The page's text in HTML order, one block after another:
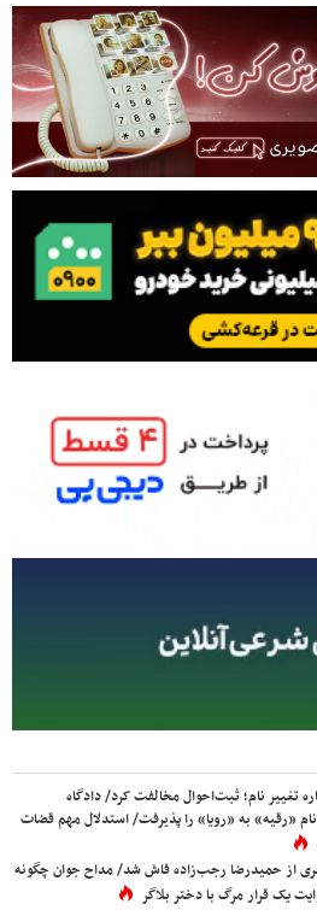
تغییر نام؛ ثبت‌احوال مخالفت کرد/ دادگاه
«رقیه» به «رویا» را پذیرفت/ استدلال مهم قضات
بی‌خبری از حمیدرضا رجب‌زاده فاش شد/ مداح جوان چگونه
یک قرار مرگ با دختر بلاگر